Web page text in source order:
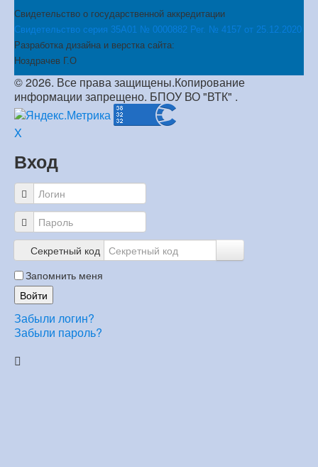
Свидетельство о государственной аккредитации
Свидетельство серия 35А01 № 0000882 Рег. № 4157 от 25.12.2020
Разработка дизайна и верстка сайта:
Ноздрачев Г.О
© 2026. Все права защищены.Копирование
информации запрещено. БПОУ ВО "ВТК" .
X
Вход
Секретный код
Запомнить меня
Войти
Забыли логин?
Забыли пароль?